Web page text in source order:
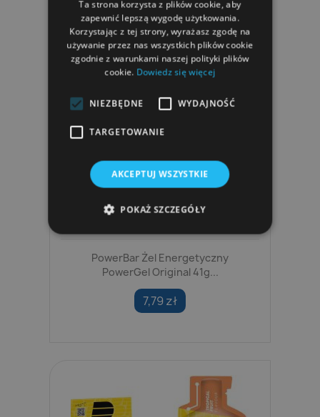
PowerBar Żel Energetyczny
PowerGel Original 41g...
7,79 zł
Ta strona korzysta z plików cookie, aby
zapewnić lepszą wygodę użytkowania.
Korzystając z tej strony, wyrażasz zgodę na
używanie przez nas wszystkich plików cookie
zgodnie z warunkami naszej polityki plików
cookie. Dowiedz się więcej
NIEZBĘDNE WYDAJNOŚĆ
TARGETOWANIE
AKCEPTUJ WSZYSTKIE
POKAŻ SZCZEGÓŁY